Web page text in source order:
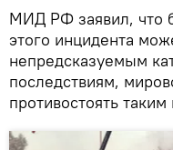
МИД РФ заявил, что
этого инцидента
непредсказуемым
последствиям,
противостоять